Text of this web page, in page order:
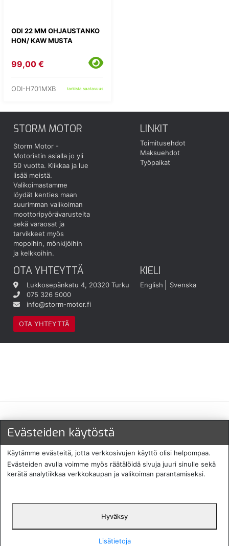
ODI 22 MM OHJAUSTANKO
HON/ KAW MUSTA
99,00 €
ODI-H701MXB tarkista saatavuus
STORM MOTOR
Storm Motor -
Motoristin asialla jo yli
50 vuotta. Klikkaa ja lue
lisää meistä.
Valikoimastamme
löydät kenties maan
suurimman valikoiman
moottoripyörävarusteita
sekä varaosat ja
tarvikkeet myös
mopoihin, mönkijöihin
ja kelkkoihin.
LINKIT
Toimitusehdot
Maksuehdot
Työpaikat
OTA YHTEYTTÄ
Lukkosepänkatu 4, 20320 Turku
075 326 5000
info@storm-motor.fi
OTA YHTEYTTÄ
KIELI
English Svenska
Maksu- ja toimitustavat
Protecomp
Copyright 2024. All rights
English
Evästeiden käytöstä
Käytämme evästeitä, jotta verkkosivujen käyttö olisi helpompaa.
Evästeiden avulla voimme myös räätälöidä sivuja juuri sinulle sekä
kerätä analytiikkaa verkkokaupan ja valikoiman parantamiseksi.
Hyväksy
Lisätietoja